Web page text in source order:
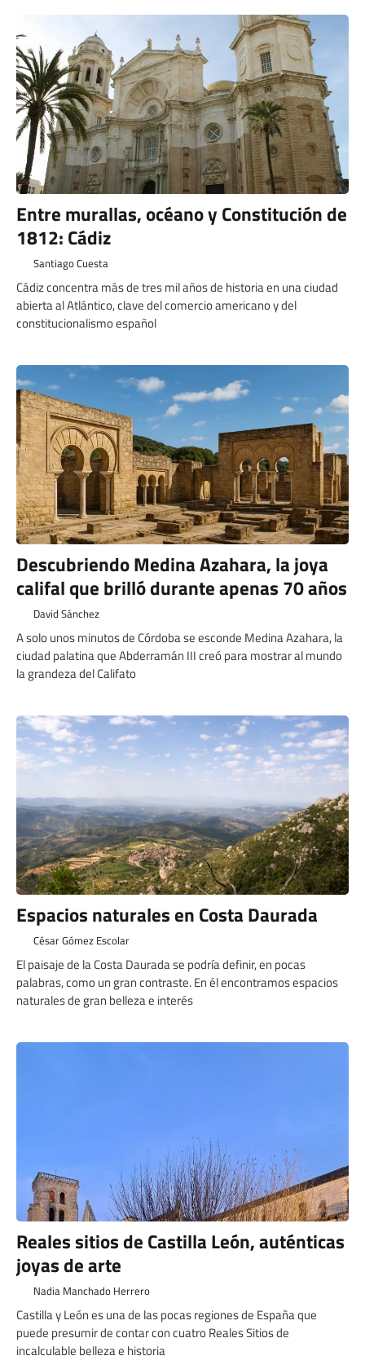
Entre murallas, océano y Constitución de
1812: Cádiz
Santiago Cuesta
Cádiz concentra más de tres mil años de historia en una ciudad
abierta al Atlántico, clave del comercio americano y del
constitucionalismo español
Descubriendo Medina Azahara, la joya
califal que brilló durante apenas 70 años
David Sánchez
A solo unos minutos de Córdoba se esconde Medina Azahara, la
ciudad palatina que Abderramán III creó para mostrar al mundo
la grandeza del Califato
Espacios naturales en Costa Daurada
César Gómez Escolar
El paisaje de la Costa Daurada se podría definir, en pocas
palabras, como un gran contraste. En él encontramos espacios
naturales de gran belleza e interés
Reales sitios de Castilla León, auténticas
joyas de arte
Nadia Manchado Herrero
Castilla y León es una de las pocas regiones de España que
puede presumir de contar con cuatro Reales Sitios de
incalculable belleza e historia